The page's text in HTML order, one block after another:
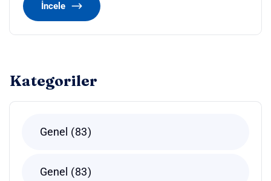
İncele
Kategoriler
Genel 83
Genel 83